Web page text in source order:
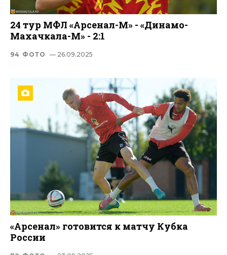
24 тур МФЛ «Арсенал-М» - «Динамо-
Махачкала-М» - 2:1
94 ФОТО — 26.09.2025
«Арсенал» готовится к матчу Кубка
России